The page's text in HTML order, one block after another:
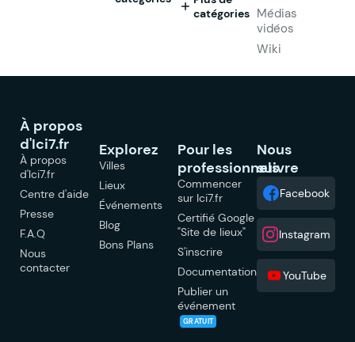
catégories Médias
vidéos
Wiki
À propos
d'Ici7.fr
À propos
d'Ici7.fr
Centre d'aide
Presse
F.A.Q
Nous
contacter
Explorez
Villes
Lieux
Événements
Blog
Bons Plans
Pour les
professionnels
Commencer
sur Ici7.fr
Certifié Google
"Site de lieux"
S'inscrire
Documentation
Publier un
événement
GRATUIT
Nous
suivre
Facebook
Instagram
YouTube